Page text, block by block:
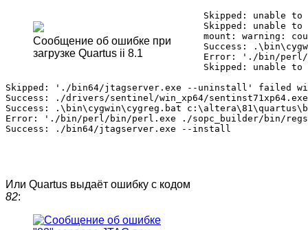
Сообщение об ошибке при
загрузке Quartus ii 8.1
Skipped: unable
Skipped: unable
mount: warning:
Success:
Error: './bin/perl/
Skipped: unable
Skipped: './bin64/jtagserver.exe --uninstall' failed
Success: ./drivers/sentinel/win_xp64/
Success: .\bin\cygwin\cygreg.bat
Error: './bin/perl/bin/perl.exe ./sopc_builder/bin/
Или Quartus выдаёт ошибку с кодом
82: